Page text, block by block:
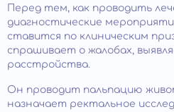
Перед тем, как проводить
диагностические
ставится по клиническим
спрашивает о жалобах,
расстройства.
Он проводит пальпацию
назначает ректальное